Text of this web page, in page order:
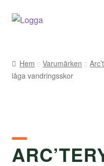
Hoppa
Hoppa
Kontakt
Varumärken
Hem Varumärken
låga vandringsskor